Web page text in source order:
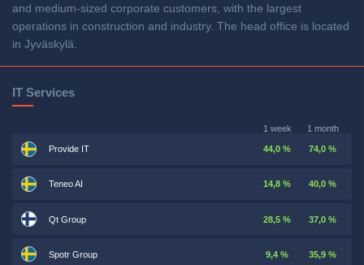
and medium-sized corporate customers, with the largest
operations in construction and industry. The head office is located
in Jyväskylä.
IT Services
1 week 1 month
Provide IT 44,0 % 74,0 %
Teneo AI 14,8 % 40,0 %
Qt Group 28,5 % 37,0 %
Spotr Group 9,4 % 35,9 %